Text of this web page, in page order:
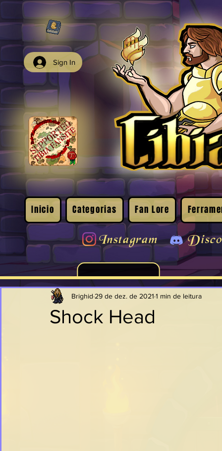
Sign In
Inicio Categorias Fan Lore
Instagram
Shock Head
Brighid 29 de dez. de 2021 1 min de leitura